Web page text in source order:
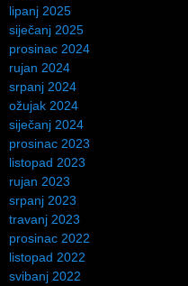
lipanj 2025
siječanj 2025
prosinac 2024
rujan 2024
srpanj 2024
ožujak 2024
siječanj 2024
prosinac 2023
listopad 2023
rujan 2023
srpanj 2023
travanj 2023
prosinac 2022
listopad 2022
svibanj 2022